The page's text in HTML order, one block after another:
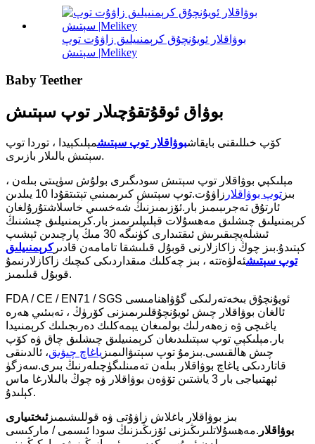
بوۋاقلار ئويۇنچۇق كرېمنىيلىق زاۋۇت توپ
سېتىش |Melikey
Baby Teether
بوۋاق ئوقۇتقۇچىلار توپ سېتىش
كۆپ خىللىقنى بايقاشبوۋاقلار توپ سېتىشمېلىكېيدا ، توردا توپ
سېتىش بالىلار بازىرى.
مېلىكېي بوۋاقلار توپ سېتىش سودىگىرى بولۇش سۈپىتى بىلەن ،
بىز توپ بوۋاقلار
زاۋۇت.توپ سېتىش كىرىمىنىي تېتىتقۇدا 10 يىلدىن
ئارتۇق تەجرىبىمىز بار.ئۆزىمىزنىڭ شەخسىي خاسلاشتۇرۇلغان
كرېمنىيلىق چىشلىق مەھسۇلات قېلىپلىرىمىز بار.كرېمنىيلىق چىشنىڭ
ئىشلەپچىقىرىش ئىقتىدارى كۈنىگە 30 مىڭ پارچىدىن ئېشىپ
كېتىدۇ.بىز چوڭ زاكازلارنى قوبۇل قىلىشقا تامامەن قادىركرېمنىيلىق
توپ سېتىشئەلۋەتتە ، بىز چەكلىك مىقداردىكى كىچىك زاكازلارنىمۇ
قوبۇل قىلىمىز.
FDA / CE / EN71 / SGS ئويۇنچۇق بىخەتەرلىكى گۇۋاھنامىسى
ئالغان بوۋاقلار چىش ئويۇنچۇقلىرىمىزنى كۆرۈڭ ، تەبىئىي ھەرە
ياغىچى ۋە زەھەرلىك بولمىغان يېمەكلىك دەرىجىلىك كرېمنىيدا
بار.مېلىكېي توپ سېتىلىدىغان كرېمنىيلىق چىشلىق چاق ۋە كۆپ
چىش ھالقىسى.بىزمۇ توپ سېتىۋالىمىز ياغاچ چىۋىق، ئالدىنقى
قاتاردىكى ياغاچ بوۋاقلار بىلەن تەمىنلىگۈچىلەرنىڭ بىرى.سەزگۈ
ئېھتىياجى بار 3 ياشتىن تۆۋەن بوۋاقلار ۋە چوڭ بالىلارغا ماس
كېلىدۇ.
بىز بوۋاقلار باغلاش زاۋۇتى ۋە قوللىشىمىزئىختىيارى
بوۋاقلار .مەھسۇلاتلىرىڭىزنى ئۆزىڭىزنىڭ سودا ئىسمى / ماركىسى